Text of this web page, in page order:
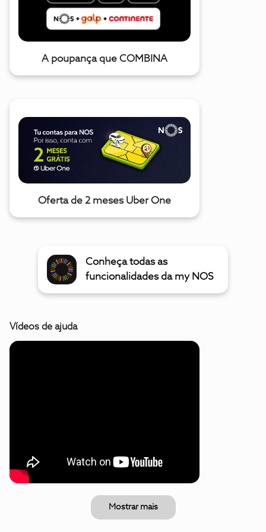
A poupança que COMBINA
Oferta de 2 meses Uber One
Conheça todas as
funcionalidades da my NOS
Vídeos de ajuda
Mostrar mais